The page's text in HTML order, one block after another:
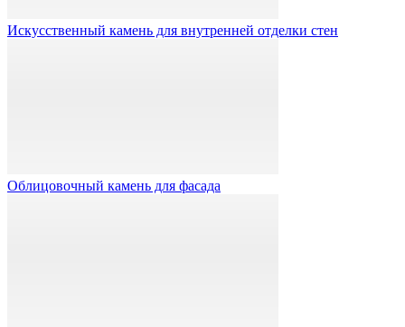
Искусственный камень для внутренней отделки стен
Облицовочный камень для фасада